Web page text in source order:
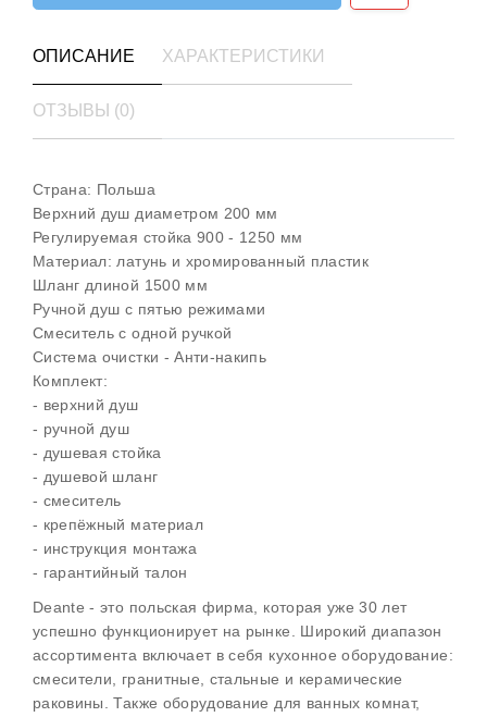
ОПИСАНИЕ ХАРАКТЕРИСТИКИ
ОТЗЫВЫ (0)
Страна: Польша
Верхний душ диаметром 200 мм
Регулируемая стойка 900 - 1250 мм
Материал: латунь и хромированный пластик
Шланг длиной 1500 мм
Ручной душ с пятью режимами
Смеситель с одной ручкой
Система очистки - Анти-накипь
Комплект:
- верхний душ
- ручной душ
- душевая стойка
- душевой шланг
- смеситель
- крепёжный материал
- инструкция монтажа
- гарантийный талон
Deante - это польская фирма, которая уже 30 лет
успешно функционирует на рынке. Широкий диапазон
ассортимента включает в себя кухонное оборудование:
смесители, гранитные, стальные и керамические
раковины. Также оборудование для ванных комнат,